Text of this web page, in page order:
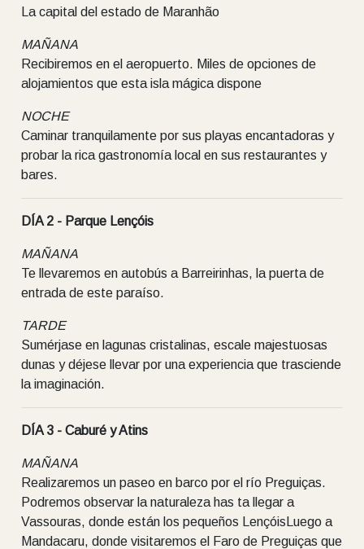
La capital del estado de Maranhão
MAÑANA
Recibiremos en el aeropuerto. Miles de opciones de
alojamientos que esta isla mágica dispone
NOCHE
Caminar tranquilamente por sus playas encantadoras y
probar la rica gastronomía local en sus restaurantes y
bares.
DÍA 2 - Parque Lençóis
MAÑANA
Te llevaremos en autobús a Barreirinhas, la puerta de
entrada de este paraíso.
TARDE
Sumérjase en lagunas cristalinas, escale majestuosas
dunas y déjese llevar por una experiencia que trasciende
la imaginación.
DÍA 3 - Caburé y Atins
MAÑANA
Realizaremos un paseo en barco por el río Preguiças.
Podremos observar la naturaleza has ta llegar a
Vassouras, donde están los pequeños LençóisLuego a
Mandacaru, donde visitaremos el Faro de Preguiças que